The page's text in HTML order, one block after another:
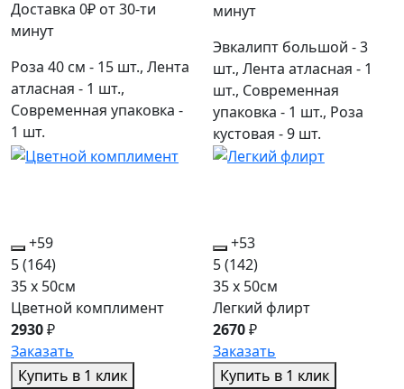
Доставка 0₽ от 30-ти
минут
Роза 40 см - 15 шт., Лента
атласная - 1 шт.,
Современная упаковка -
1 шт.
минут
Эвкалипт большой - 3
шт., Лента атласная - 1
шт., Современная
упаковка - 1 шт., Роза
кустовая - 9 шт.
+59
5(164)
35 x 50см
Цветной комплимент
2930₽
Заказать
Купить в 1 клик
+53
5(142)
35 x 50см
Легкий флирт
2670₽
Заказать
Купить в 1 клик